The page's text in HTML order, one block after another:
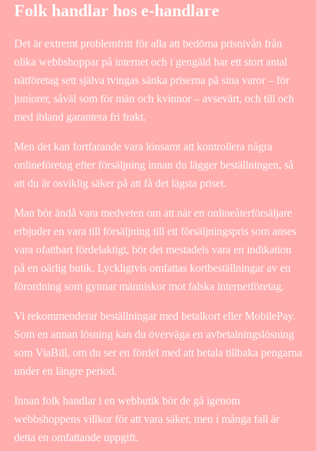
Folk handlar hos e-handlare
Det är extremt problemfritt för alla att bedöma prisnivån från
olika webbshoppar på internet och i gengäld har ett stort antal
nätföretag sett själva tvingas sänka priserna på sina varor – för
juniorer, såväl som för män och kvinnor – avsevärt, och till och
med ibland garantera fri frakt.
Men det kan fortfarande vara lönsamt att kontrollera några
onlineföretag efter försäljning innan du lägger beställningen, så
att du är osviklig säker på att få det lägsta priset.
Man bör ändå vara medveten om att när en onlineåterförsäljare
erbjuder en vara till försäljning till ett försäljningspris som anses
vara ofattbart fördelaktigt, bör det mestadels vara en indikation
på en oärlig butik. Lyckligtvis omfattas kortbeställningar av en
förordning som gynnar människor mot falska internetföretag.
Vi rekommenderar beställningar med betalkort eller MobilePay.
Som en annan lösning kan du överväga en avbetalningslösning
som ViaBill, om du ser en fördel med att betala tillbaka pengarna
under en längre period.
Innan folk handlar i en webbutik bör de gå igenom
webbshoppens villkor för att vara säker, men i många fall är
detta en omfattande uppgift.